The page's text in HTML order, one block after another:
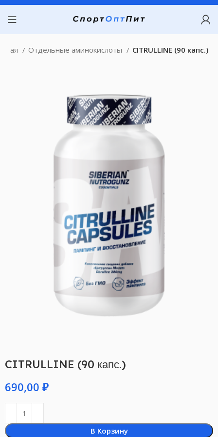
Отдельные аминокислоты CITRULLINE (90 капс.)
CITRULLINE (90 капс.)
₽
В Корзину